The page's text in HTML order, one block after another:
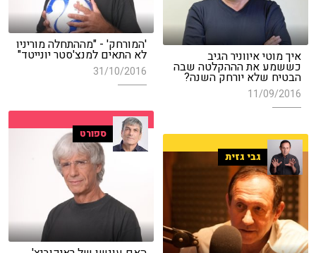
'המורחק' - "מההתחלה מוריניו
לא התאים למנצ'סטר יונייטד"
31/10/2016
איך מוטי איווניר הגיב
כששמע את הההקלטה שבה
הבטיח שלא יורחק השנה?
11/09/2016
ספורט
גבי גזית